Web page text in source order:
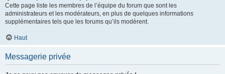
Cette page liste les membres de l’équipe du forum que sont les
administrateurs et les modérateurs, en plus de quelques informations
supplémentaires tels que les forums qu’ils modèrent.
Haut
Messagerie privée